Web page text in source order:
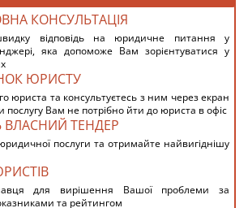
КОНСУЛЬТАЦІЯ
відповідь на юридичне питання у
яка допоможе Вам зорієнтуватися у
ЮРИСТУ
юриста та консультуєтесь з ним через екран
Вам не потрібно йти до юриста в офіс
ВЛАСНИЙ ТЕНДЕР
послуги та отримайте найвигіднішу
для вирішення Вашої проблеми за
та рейтингом